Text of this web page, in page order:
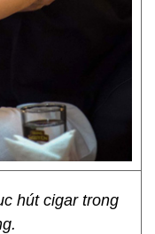
hút cigar trong